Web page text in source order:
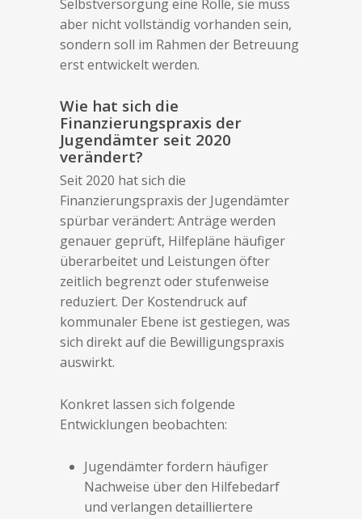
Selbstversorgung eine Rolle, sie muss
aber nicht vollständig vorhanden sein,
sondern soll im Rahmen der Betreuung
erst entwickelt werden.
Wie hat sich die
Finanzierungspraxis der
Jugendämter seit 2020
verändert?
Seit 2020 hat sich die
Finanzierungspraxis der Jugendämter
spürbar verändert: Anträge werden
genauer geprüft, Hilfepläne häufiger
überarbeitet und Leistungen öfter
zeitlich begrenzt oder stufenweise
reduziert. Der Kostendruck auf
kommunaler Ebene ist gestiegen, was
sich direkt auf die Bewilligungspraxis
auswirkt.
Konkret lassen sich folgende
Entwicklungen beobachten:
Jugendämter fordern häufiger
Nachweise über den Hilfebedarf
und verlangen detailliertere